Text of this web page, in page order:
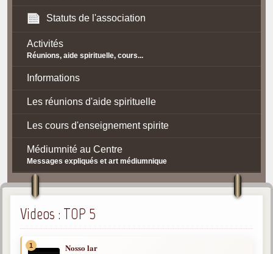
Statuts de l'association
Activités
Réunions, aide spirituelle, cours...
Informations
Les réunions d'aide spirituelle
Les cours d'enseignement spirite
Médiumnité au Centre
Messages expliqués et art médiumnique
Contact / Accès
Plan d'accès
Spiritisme
La doctrine Spirite
Videos : TOP 5
1 Nosso lar